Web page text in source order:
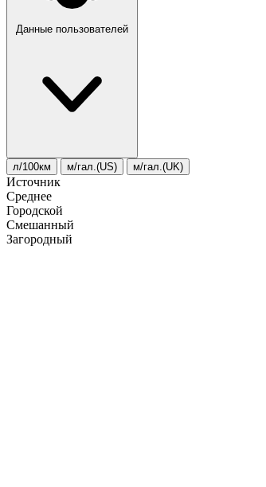
Данные пользователей
л/100км м/гал.(US) м/гал.(UK)
Источник
Среднее
Городской
Смешанный
Загородный